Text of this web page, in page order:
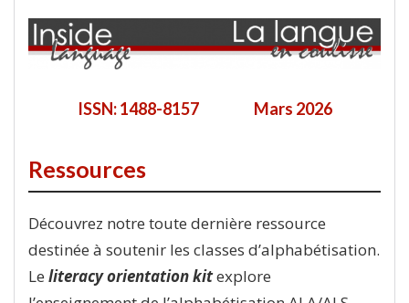
ISSN: 1488-8157 Mars 2026
Ressources
Découvrez notre toute dernière ressource
destinée à soutenir les classes d’alphabétisation.
Le literacy orientation kitexplore